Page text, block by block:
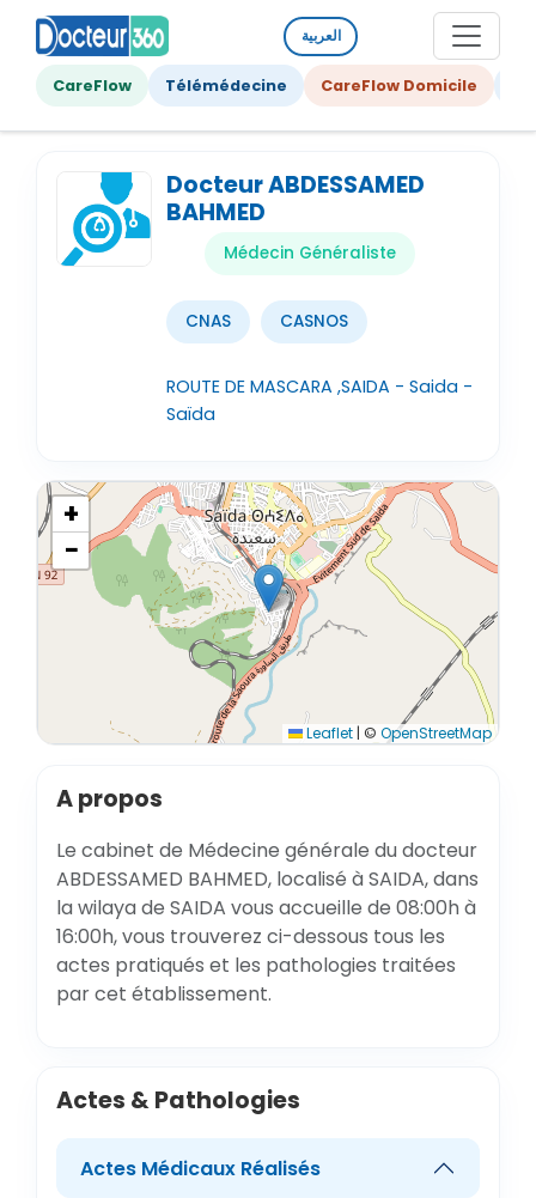
العربية
CareFlow Télémédecine CareFlow Domicile
Docteur ABDESSAMED
BAHMED
Médecin Généraliste
CNAS CASNOS
ROUTE DE MASCARA ,SAIDA - Saida -
Saïda
+
−
Leaflet | © OpenStreetMap
A propos
Le cabinet de Médecine générale du docteur
ABDESSAMED BAHMED, localisé à SAIDA, dans
la wilaya de SAIDA vous accueille de 08:00h à
16:00h, vous trouverez ci-dessous tous les
actes pratiqués et les pathologies traitées
par cet établissement.
Actes & Pathologies
Actes Médicaux Réalisés